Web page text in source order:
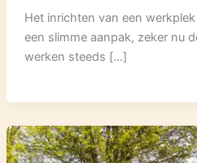
Het inrichten van een
een slimme aanpak, zeker nu
werken steeds […]